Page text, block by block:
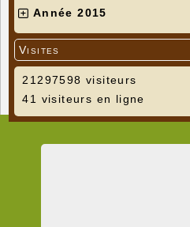
Année 2015
Visites
21297598 visiteurs
41 visiteurs en ligne